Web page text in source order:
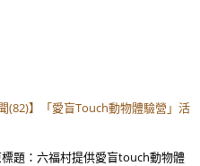
(82)】「愛盲Touch動物體驗營」活
題：六福村提供愛盲touch動物體